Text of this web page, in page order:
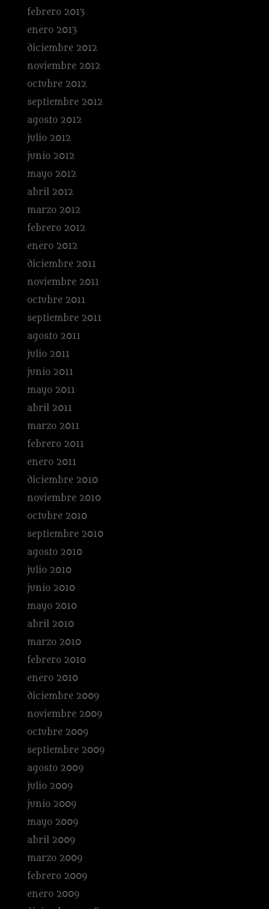
febrero 2013
enero 2013
diciembre 2012
noviembre 2012
octubre 2012
septiembre 2012
agosto 2012
julio 2012
junio 2012
mayo 2012
abril 2012
marzo 2012
febrero 2012
enero 2012
diciembre 2011
noviembre 2011
octubre 2011
septiembre 2011
agosto 2011
julio 2011
junio 2011
mayo 2011
abril 2011
marzo 2011
febrero 2011
enero 2011
diciembre 2010
noviembre 2010
octubre 2010
septiembre 2010
agosto 2010
julio 2010
junio 2010
mayo 2010
abril 2010
marzo 2010
febrero 2010
enero 2010
diciembre 2009
noviembre 2009
octubre 2009
septiembre 2009
agosto 2009
julio 2009
junio 2009
mayo 2009
abril 2009
marzo 2009
febrero 2009
enero 2009